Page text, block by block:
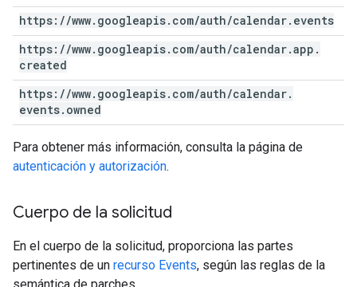
https: //www. googleapis. com/auth/calendar. events
https: //www. googleapis. com/auth/calendar.app .
created
https: //www. googleapis. com/auth/calendar.
events. owned
Para obtener más información, consulta la página de
autenticación y autorización.
Cuerpo de la solicitud
En el cuerpo de la solicitud, proporciona las partes
pertinentes de un recurso Events, según las reglas de la